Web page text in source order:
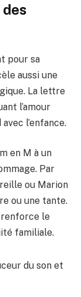
pour sa
aussi une
La lettre
l’amour
l’enfance.
en M à un
Par
ou Marion
ou une tante.
le
familiale.
du son et